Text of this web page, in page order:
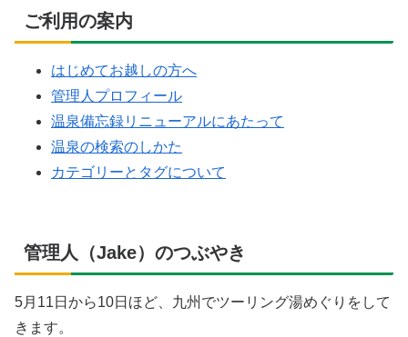
ご利用の案内
はじめてお越しの方へ
管理人プロフィール
温泉備忘録リニューアルにあたって
温泉の検索のしかた
カテゴリーとタグについて
管理人（Jake）のつぶやき
5月11日から10日ほど、九州でツーリング湯めぐりをして
きます。